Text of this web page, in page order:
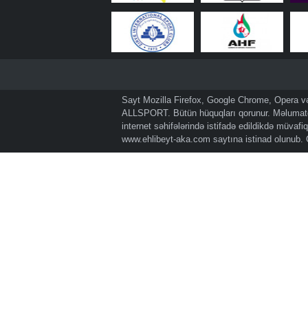
Sayt Mozilla Firefox, Google Chrome, Opera
ALLSPORT. Bütün hüquqları qorunur.
internet səhifələrində istifadə edildikdə
www.ehlibeyt-aka.com saytına istinad olunub.